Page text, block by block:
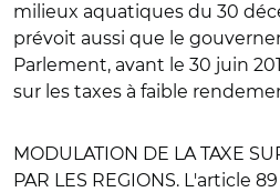
milieux aquatiques du 30
prévoit aussi que le
Parlement, avant le 30 juin
sur les taxes à faible
MODULATION DE LA TAXE
PAR LES REGIONS. L'article